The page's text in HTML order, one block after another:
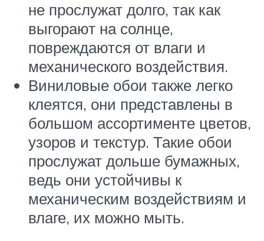
не прослужат долго, так как
выгорают на солнце,
повреждаются от влаги и
механического воздействия.
Виниловые обои также легко
клеятся, они представлены в
большом ассортименте цветов,
узоров и текстур. Такие обои
прослужат дольше бумажных,
ведь они устойчивы к
механическим воздействиям и
влаге, их можно мыть.